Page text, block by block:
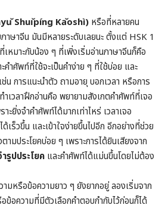
Shuǐpíng Kǎoshì) หรือที่หลายคน
าษาจีน มันมีหลายระดับเลยนะ ตั้งแต่ HSK 1
หมาะกับน้อง ๆ ที่เพิ่งเริ่มอ่านภาษาจีนก็คือ
ำศัพท์ที่ใช้จะเป็นคำง่าย ๆ ที่ใช้บ่อย และ
น การแนะนำตัว ถามอายุ บอกเวลา หรือการ
เวลาฝึกอ่านคือ พยายามสังเกตคำศัพท์ที่เจอ
าะยิ่งจำคำศัพท์ได้มากเท่าไหร่ เวลาเจอ
เร็วขึ้น และเข้าใจง่ายขึ้นไปอีก อีกอย่างที่ช่วย
มประโยคบ่อย ๆ เพราะการได้ยินเสียงจาก
รูปประโยค และคำศัพท์ได้แม่นขึ้นโดยไม่ต้อง
มหรือข้อความยาว ๆ ยังยากอยู่ ลองเริ่มจาก
ข้อความที่มีตัวเลือกคำตอบกำกับไว้ก่อนก็ได้